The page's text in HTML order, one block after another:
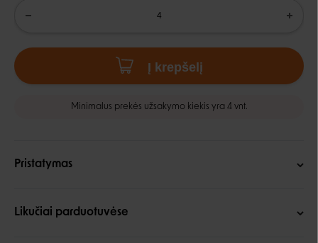
Į krepšelį
Minimalus prekės užsakymo kiekis yra 4 vnt.
Pristatymas
Likučiai parduotuvėse